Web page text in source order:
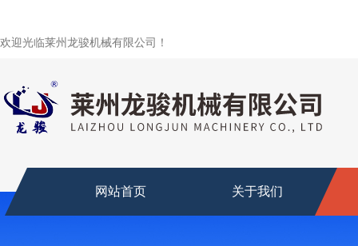
欢迎光临莱州龙骏机械有限公司！
网站首页 关于我们